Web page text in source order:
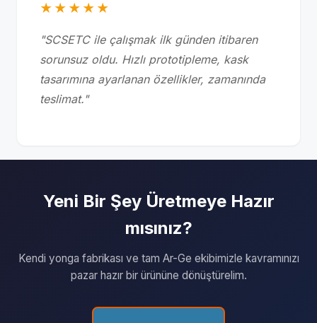
★★★★★
"SCSETC ile çalışmak ilk günden itibaren
sorunsuz oldu. Hızlı prototipleme, kask
tasarımına ayarlanan özellikler, zamanında
teslimat."
Yeni Bir Şey Üretmeye Hazır
mısınız?
Kendi yonga fabrikası ve tam Ar-Ge ekibimizle kavramınızı
pazar hazır bir ürününe dönüştürelim.